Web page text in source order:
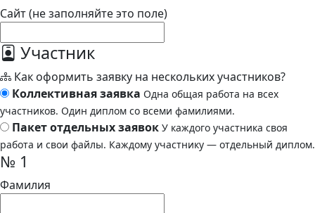
Сайт (не заполняйте это поле)
Участник
Как оформить заявку на нескольких участников?
Коллективная заявка Одна общая работа на всех
участников. Один диплом со всеми фамилиями.
Пакет отдельных заявок У каждого участника своя
работа и свои файлы. Каждому участнику — отдельный диплом.
№ 1
Фамилия